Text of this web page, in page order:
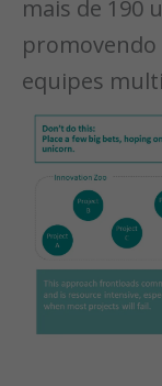
mais de 190
equipes